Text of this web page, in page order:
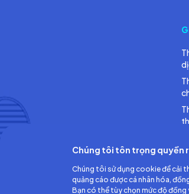
Công ty TNHH Ắc quy GS Việt
Chúng tôi tôn trọng quyền
Chúng tôi sử dụng cookie để cải
quảng cáo được cá nhân hóa,
Bạn có thể tùy chọn mức độ đồng